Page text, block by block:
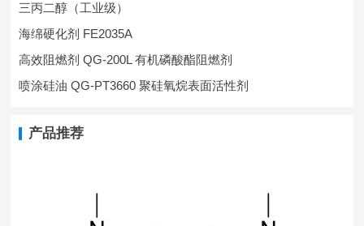
三丙二醇（工业级）
海绵硬化剂 FE2035A
高效阻燃剂 QG-200L 有机磷酸酯阻燃剂
喷涂硅油 QG-PT3660 聚硅氧烷表面活性剂
产品推荐